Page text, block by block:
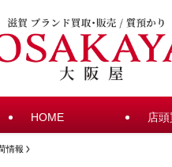
HOME 店頭
情報